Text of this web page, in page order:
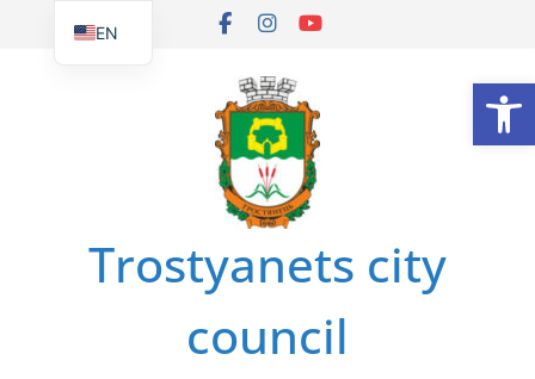
Trostyanets city
council
EN